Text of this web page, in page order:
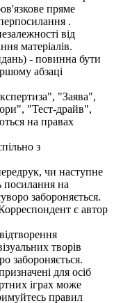
пряме
.
від
матеріалів.
- повинна бути
абзаці
"Заява",
"Тест-драйв",
на правах
з
чи наступне
посилання на
забороняється.
є автор
творів
забороняється.
для осіб
іграх може
правил